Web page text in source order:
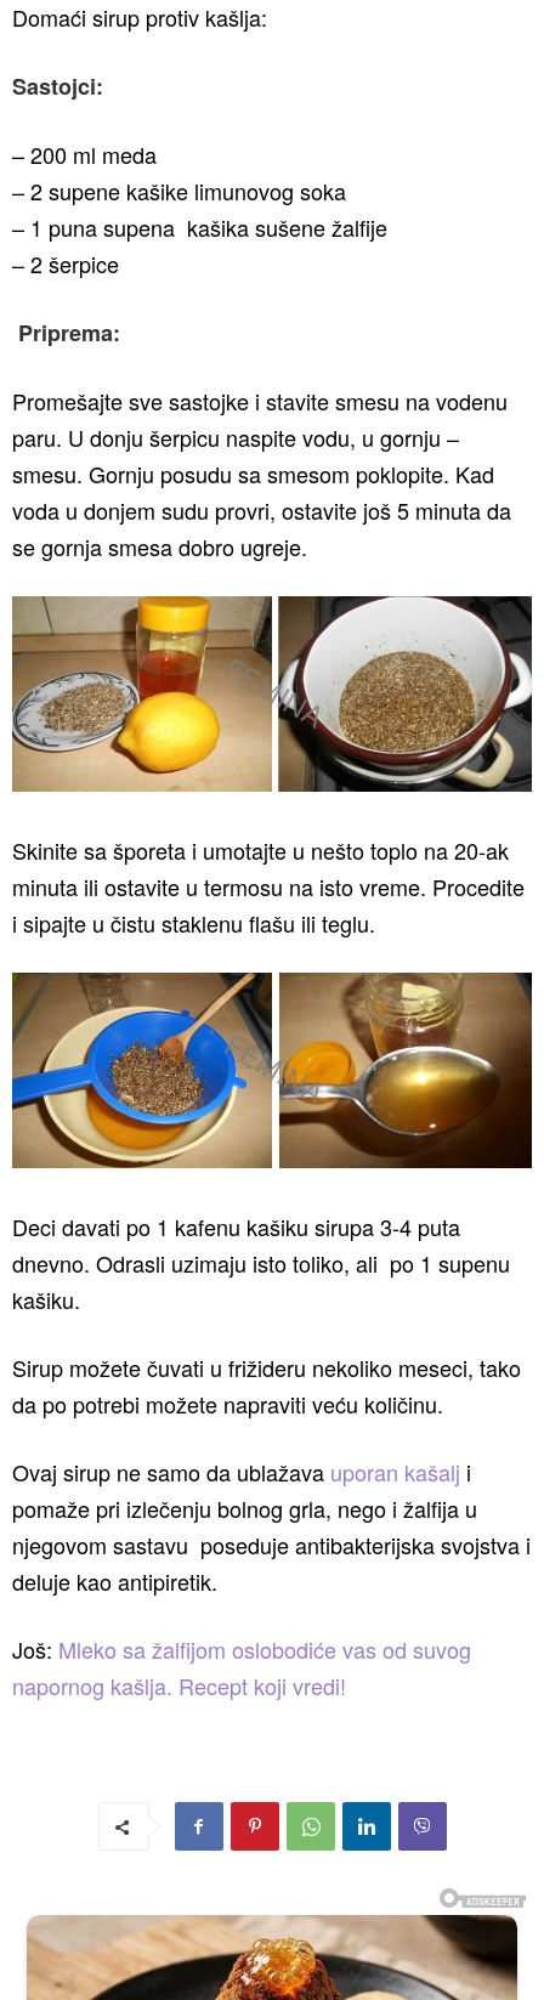
Domaći sirup protiv kašlja:
Sastojci:
– 200 ml meda
– 2 supene kašike limunovog soka
– 1 puna supena kašika sušene žalfije
– 2 šerpice
Priprema:
Promešajte sve sastojke i stavite smesu na vodenu
paru. U donju šerpicu naspite vodu, u gornju –
smesu. Gornju posudu sa smesom poklopite. Kad
voda u donjem sudu provri, ostavite još 5 minuta da
se gornja smesa dobro ugreje.
Skinite sa šporeta i umotajte u nešto toplo na 20-ak
minuta ili ostavite u termosu na isto vreme. Procedite
i sipajte u čistu staklenu flašu ili teglu.
Deci davati po 1 kafenu kašiku sirupa 3-4 puta
dnevno. Odrasli uzimaju isto toliko, ali po 1 supenu
kašiku.
Sirup možete čuvati u frižideru nekoliko meseci, tako
da po potrebi možete napraviti veću količinu.
Ovaj sirup ne samo da ublažava uporan kašalj i
pomaže pri izlečenju bolnog grla, nego i žalfija u
njegovom sastavu poseduje antibakterijska svojstva i
deluje kao antipiretik.
Još: Mleko sa žalfijom oslobodiće vas od suvog
napornog kašlja. Recept koji vredi!